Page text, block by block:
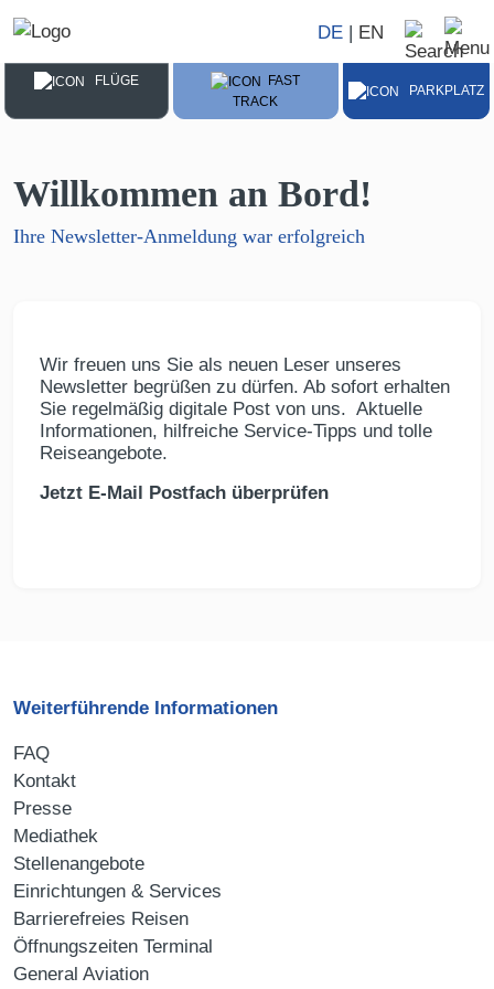
DE | EN
FLÜGE
FAST
TRACK
PARKPLATZ
Willkommen an Bord!
Ihre Newsletter-Anmeldung war erfolgreich
Wir freuen uns Sie als neuen Leser unseres
Newsletter begrüßen zu dürfen. Ab sofort erhalten
Sie regelmäßig digitale Post von uns. Aktuelle
Informationen, hilfreiche Service-Tipps und tolle
Reiseangebote.
Jetzt E-Mail Postfach überprüfen
Weiterführende Informationen
FAQ
Kontakt
Presse
Mediathek
Stellenangebote
Einrichtungen & Services
Barrierefreies Reisen
Öffnungszeiten Terminal
General Aviation